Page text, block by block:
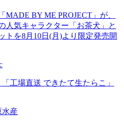
MADE BY ME PROJECT」が、
人気キャラクター「お茶犬」と
トを8月10日(月)より限定発売開
工場直送 できたて生たらこ」
水産